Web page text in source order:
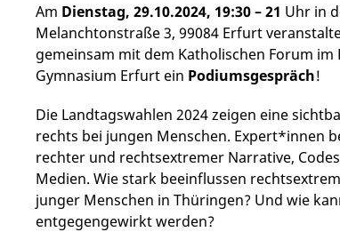
Am Dienstag, 29.10.2024, 19:30 – 21 Uhr in
Melanchtonstraße 3, 99084 Erfurt
gemeinsam mit dem Katholischen Forum
Gymnasium Erfurt ein Podiumsgespräch!
Die Landtagswahlen 2024 zeigen eine
rechts bei jungen Menschen. Expert*innen
rechter und rechtsextremer Narrative,
Medien. Wie stark beeinflussen
junger Menschen in Thüringen? Und wie
entgegengewirkt werden?